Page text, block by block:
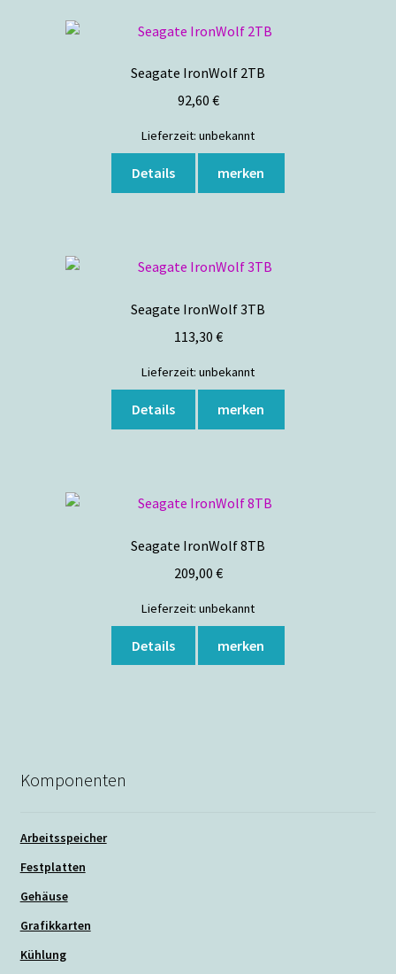
Seagate IronWolf 2TB
92,60 €
Lieferzeit: unbekannt
Details merken
Seagate IronWolf 3TB
113,30 €
Lieferzeit: unbekannt
Details merken
Seagate IronWolf 8TB
209,00 €
Lieferzeit: unbekannt
Details merken
Komponenten
Arbeitsspeicher
Festplatten
Gehäuse
Grafikkarten
Kühlung